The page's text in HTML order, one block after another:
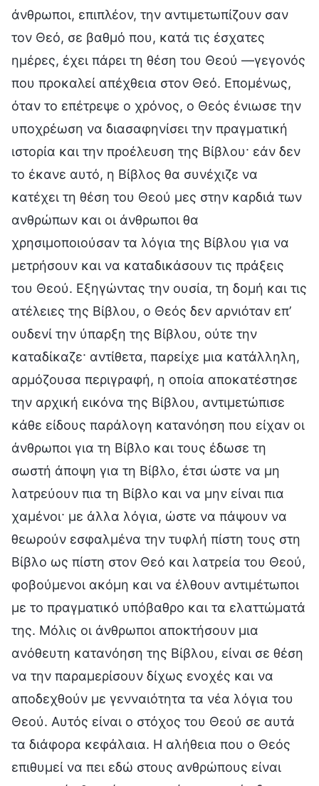
άνθρωποι, επιπλέον, την αντιμετωπίζουν σαν
τον Θεό, σε βαθμό που, κατά τις έσχατες
ημέρες, έχει πάρει τη θέση του Θεού —γεγονός
που προκαλεί απέχθεια στον Θεό. Επομένως,
όταν το επέτρεψε ο χρόνος, ο Θεός ένιωσε την
υποχρέωση να διασαφηνίσει την πραγματική
ιστορία και την προέλευση της Βίβλου· εάν δεν
το έκανε αυτό, η Βίβλος θα συνέχιζε να
κατέχει τη θέση του Θεού μες στην καρδιά των
ανθρώπων και οι άνθρωποι θα
χρησιμοποιούσαν τα λόγια της Βίβλου για να
μετρήσουν και να καταδικάσουν τις πράξεις
του Θεού. Εξηγώντας την ουσία, τη δομή και τις
ατέλειες της Βίβλου, ο Θεός δεν αρνιόταν επ’
ουδενί την ύπαρξη της Βίβλου, ούτε την
καταδίκαζε· αντίθετα, παρείχε μια κατάλληλη,
αρμόζουσα περιγραφή, η οποία αποκατέστησε
την αρχική εικόνα της Βίβλου, αντιμετώπισε
κάθε είδους παράλογη κατανόηση που είχαν οι
άνθρωποι για τη Βίβλο και τους έδωσε τη
σωστή άποψη για τη Βίβλο, έτσι ώστε να μη
λατρεύουν πια τη Βίβλο και να μην είναι πια
χαμένοι· με άλλα λόγια, ώστε να πάψουν να
θεωρούν εσφαλμένα την τυφλή πίστη τους στη
Βίβλο ως πίστη στον Θεό και λατρεία του Θεού,
φοβούμενοι ακόμη και να έλθουν αντιμέτωποι
με το πραγματικό υπόβαθρο και τα ελαττώματά
της. Μόλις οι άνθρωποι αποκτήσουν μια
ανόθευτη κατανόηση της Βίβλου, είναι σε θέση
να την παραμερίσουν δίχως ενοχές και να
αποδεχθούν με γενναιότητα τα νέα λόγια του
Θεού. Αυτός είναι ο στόχος του Θεού σε αυτά
τα διάφορα κεφάλαια. Η αλήθεια που ο Θεός
επιθυμεί να πει εδώ στους ανθρώπους είναι